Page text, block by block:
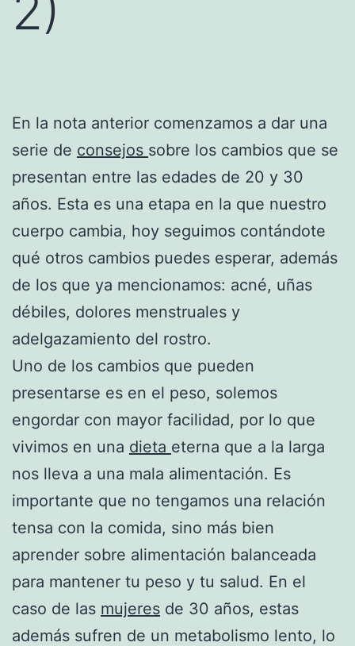
En la nota anterior comenzamos a dar una
serie de consejos sobre los cambios que se
presentan entre las edades de 20 y 30
años. Esta es una etapa en la que nuestro
cuerpo cambia, hoy seguimos contándote
qué otros cambios puedes esperar, además
de los que ya mencionamos: acné, uñas
débiles, dolores menstruales y
adelgazamiento del rostro.
Uno de los cambios que pueden
presentarse es en el peso, solemos
engordar con mayor facilidad, por lo que
vivimos en una dieta eterna que a la larga
nos lleva a una mala alimentación. Es
importante que no tengamos una relación
tensa con la comida, sino más bien
aprender sobre alimentación balanceada
para mantener tu peso y tu salud. En el
caso de las mujeres de 30 años, estas
además sufren de un metabolismo lento, lo